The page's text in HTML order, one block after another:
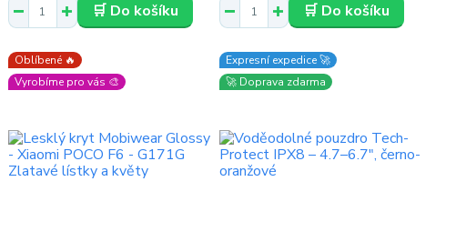
🛒 Do košíku 🛒 Do košíku
Oblíbené 🔥
Vyrobíme pro vás 🎨
Expresní expedice 🚀
🚀 Doprava zdarma